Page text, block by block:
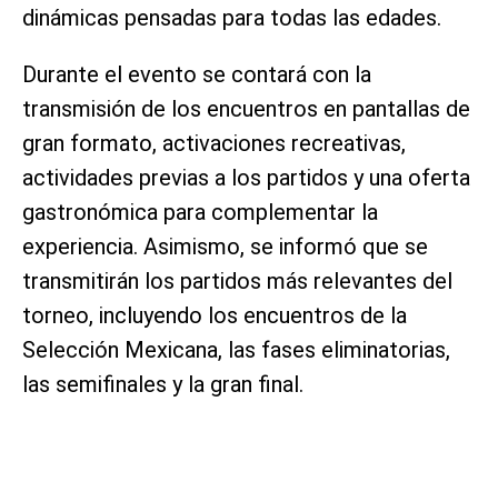
dinámicas pensadas para todas las edades.
Durante el evento se contará con la
transmisión de los encuentros en pantallas de
gran formato, activaciones recreativas,
actividades previas a los partidos y una oferta
gastronómica para complementar la
experiencia. Asimismo, se informó que se
transmitirán los partidos más relevantes del
torneo, incluyendo los encuentros de la
Selección Mexicana, las fases eliminatorias,
las semifinales y la gran final.